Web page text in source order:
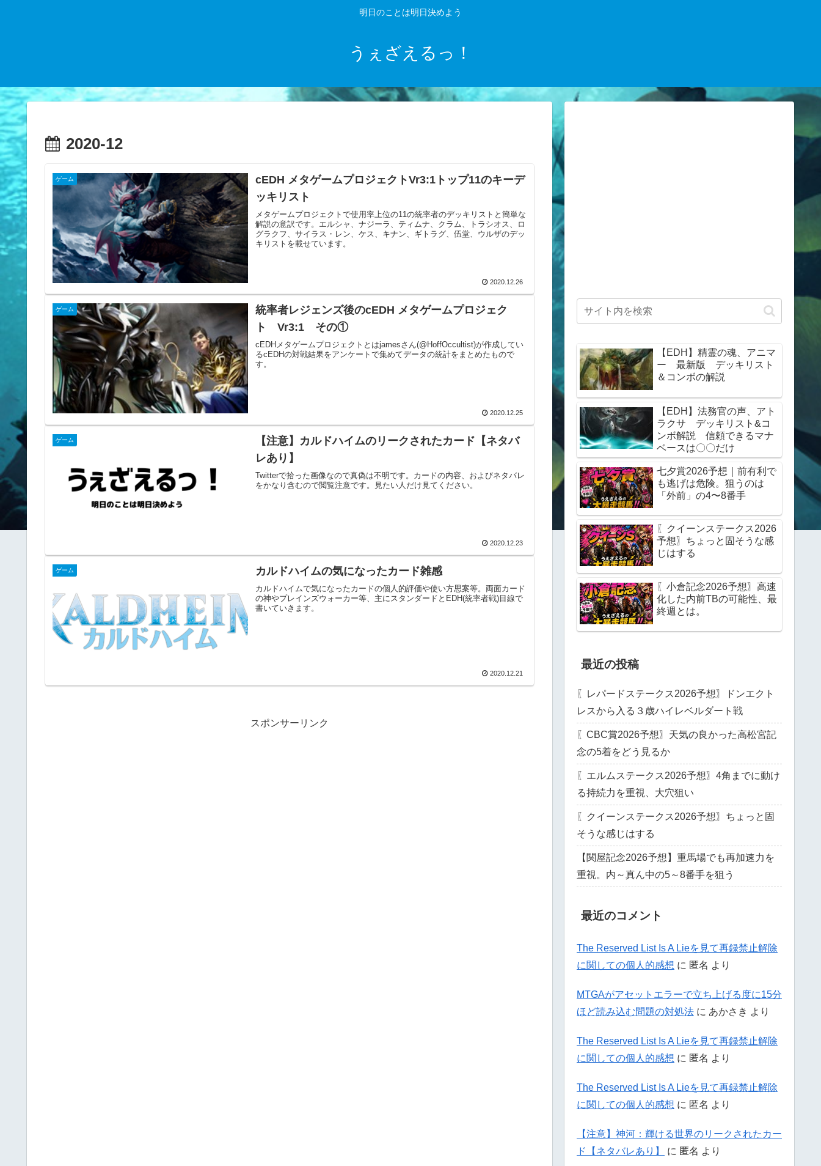
明日のことは明日決めよう
うぇざえるっ！
2020-12
ゲーム
cEDH メタゲームプロジェクトVr3:1トップ11のキーデ
ッキリスト
メタゲームプロジェクトで使用率上位の11の統率者のデッキリストと簡単な
解説の意訳です。エルシャ、ナジーラ、ティムナ、クラム、トラシオス、ロ
グラクフ、サイラス・レン、ケス、キナン、ギトラグ、伍堂、ウルザのデッ
キリストを載せています。
2020.12.26
ゲーム
統率者レジェンズ後のcEDH メタゲームプロジェク
ト Vr3:1 その①
cEDHメタゲームプロジェクトとはjamesさん(@HoffOccultist)が作成してい
るcEDHの対戦結果をアンケートで集めてデータの統計をまとめたもので
す。
2020.12.25
ゲーム
【注意】カルドハイムのリークされたカード【ネタバ
レあり】
Twitterで拾った画像なので真偽は不明です。カードの内容、およびネタバレ
をかなり含むので閲覧注意です。見たい人だけ見てください。
2020.12.23
ゲーム カルドハイムの気になったカード雑感
カルドハイムで気になったカードの個人的評価や使い方思案等。両面カード
の神やプレインズウォーカー等、主にスタンダードとEDH(統率者戦)目線で
書いていきます。
2020.12.21
スポンサーリンク
【EDH】精霊の魂、アニマ
ー 最新版 デッキリスト
＆コンボの解説
【EDH】法務官の声、アト
ラクサ デッキリスト&コ
ンボ解説 信頼できるマナ
ベースは〇〇だけ
七夕賞2026予想｜前有利で
も逃げは危険。狙うのは
「外前」の4〜8番手
〖クイーンステークス2026
予想〗ちょっと固そうな感
じはする
〖小倉記念2026予想〗高速
化した内前TBの可能性、最
終週とは。
最近の投稿
〖レパードステークス2026予想〗ドンエクト
レスから入る３歳ハイレベルダート戦
〖CBC賞2026予想〗天気の良かった高松宮記
念の5着をどう見るか
〖エルムステークス2026予想〗4角までに動け
る持続力を重視、大穴狙い
〖クイーンステークス2026予想〗ちょっと固
そうな感じはする
【関屋記念2026予想】重馬場でも再加速力を
重視。内～真ん中の5～8番手を狙う
最近のコメント
The Reserved List Is A Lieを見て再録禁止解除
に関しての個人的感想 に 匿名 より
MTGAがアセットエラーで立ち上げる度に15分
ほど読み込む問題の対処法 に あかさき より
The Reserved List Is A Lieを見て再録禁止解除
に関しての個人的感想 に 匿名 より
The Reserved List Is A Lieを見て再録禁止解除
に関しての個人的感想 に 匿名 より
【注意】神河：輝ける世界のリークされたカー
ド【ネタバレあり】
に 匿名 より